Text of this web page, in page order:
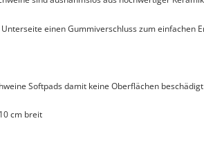
einen Gummiverschluss zum einfachen
Softpads damit keine Oberflächen
cm breit